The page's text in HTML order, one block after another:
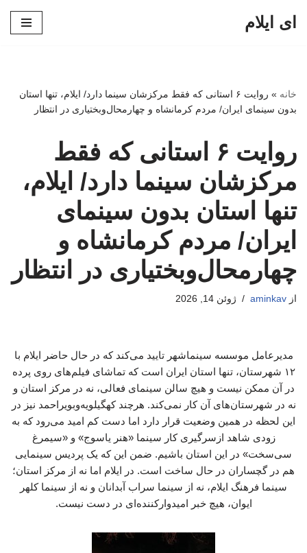
ای ایلام
خانه »
روایت ۶ استانی که فقط مرکزشان سینما دارد/ ایلام، تنها استان
بدون سینمای ایران/ مردم کرمانشاه و چهارمحال‌وبختیاری در انتظار
روایت ۶ استانی که فقط
مرکزشان سینما دارد/ ایلام،
تنها استان بدون سینمای
ایران/ مردم کرمانشاه و
چهارمحال‌وبختیاری در انتظار
از aminkav ژوئن 14, 2026
مدیرعامل موسسه سینماشهر تایید می‌کند که در حال حاضر ایلام با
۱۲ شهرستان، تنها استان ایران است که تماشای فیلم‌های روی پرده
در آن ممکن نیست و هیچ سالن سینمای فعالی، نه در مرکز استان و
نه در شهرستان‌های آن کار نمی‌کند. هرچند کهگیلویه‌وبویراحمد نیز در
این لحظه در همین وضعیت قرار دارد اما دست کم امید می‌رود که به
زودی شاهد ازسرگیری کار سینما «هنر یاسوج» و «سیمرغ
سی‌سخت» در این استان باشیم. ضمن این که یک پردیس سینمایی
هم در گچساران در حال ساخت است. در ایلام اما نه از مرکز استان؛
سینما فرهنگ ایلام، نه از سینما سراب آبدانان و نه از سینما کلهر
ایوان، هیچ خبر امیدوارکننده‌ای در دست نیست.